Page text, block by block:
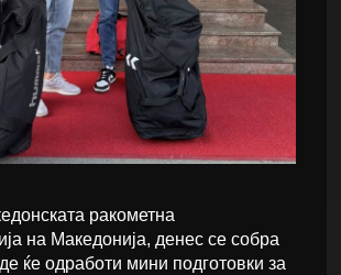
ракометна
на Македонија, денес се собра
ќе одработи мини подготовки за